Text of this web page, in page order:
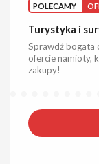
POLECAMY
Turystyka i
Sprawdź bogata
ofercie namioty,
zakupy!